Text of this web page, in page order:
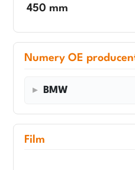
450 mm
Numery OE
BMW
Film